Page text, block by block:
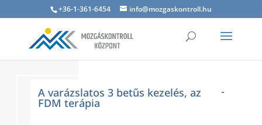
+36-1-361-6454 info@mozgaskontroll.hu
A varázslatos 3 betűs kezelés, az
FDM terápia